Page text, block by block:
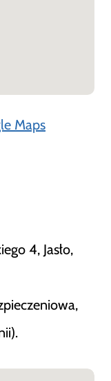
Maps
4, Jasło,